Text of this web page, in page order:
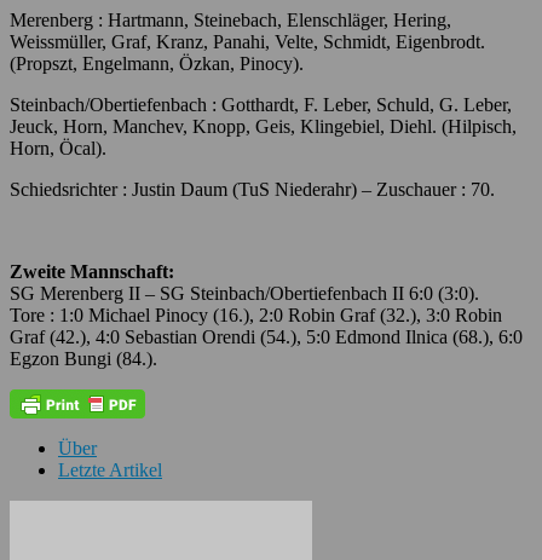
Merenberg : Hartmann, Steinebach, Elenschläger, Hering,
Weissmüller, Graf, Kranz, Panahi, Velte, Schmidt, Eigenbrodt.
(Propszt, Engelmann, Özkan, Pinocy).
Steinbach/Obertiefenbach : Gotthardt, F. Leber, Schuld, G. Leber,
Jeuck, Horn, Manchev, Knopp, Geis, Klingebiel, Diehl. (Hilpisch,
Horn, Öcal).
Schiedsrichter : Justin Daum (TuS Niederahr) – Zuschauer : 70.
Zweite Mannschaft:
SG Merenberg II – SG Steinbach/Obertiefenbach II 6:0 (3:0).
Tore : 1:0 Michael Pinocy (16.), 2:0 Robin Graf (32.), 3:0 Robin
Graf (42.), 4:0 Sebastian Orendi (54.), 5:0 Edmond Ilnica (68.), 6:0
Egzon Bungi (84.).
Über
Letzte Artikel